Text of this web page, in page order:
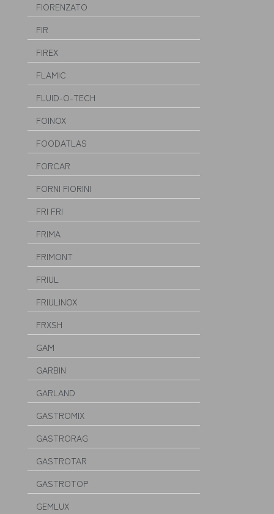
FIORENZATO
FIR
FIREX
FLAMIC
FLUID-O-TECH
FOINOX
FOODATLAS
FORCAR
FORNI FIORINI
FRI FRI
FRIMA
FRIMONT
FRIUL
FRIULINOX
FRXSH
GAM
GARBIN
GARLAND
GASTROMIX
GASTRORAG
GASTROTAR
GASTROTOP
GEMLUX